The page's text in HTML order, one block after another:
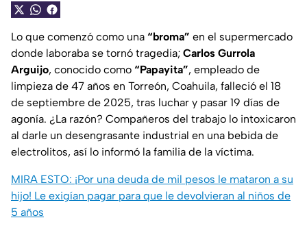
Lo que comenzó como una “broma” en el supermercado
donde laboraba se tornó tragedia; Carlos Gurrola
Arguijo, conocido como “Papayita”, empleado de
limpieza de 47 años en Torreón, Coahuila, falleció el 18
de septiembre de 2025, tras luchar y pasar 19 días de
agonía. ¿La razón? Compañeros del trabajo lo intoxicaron
al darle un desengrasante industrial en una bebida de
electrolitos, así lo informó la familia de la víctima.
MIRA ESTO: ¡Por una deuda de mil pesos le mataron a su
hijo! Le exigían pagar para que le devolvieran al niños de
5 años